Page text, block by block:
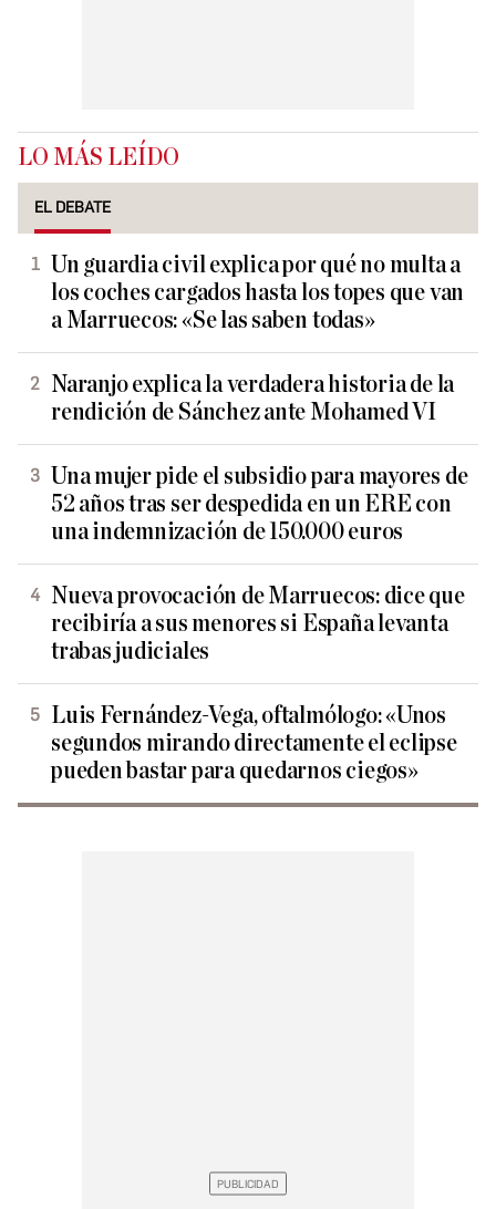
LO MÁS LEÍDO
EL DEBATE
Un guardia civil explica por qué no multa a
los coches cargados hasta los topes que van
a Marruecos: «Se las saben todas»
Naranjo explica la verdadera historia de la
rendición de Sánchez ante Mohamed VI
Una mujer pide el subsidio para mayores de
52 años tras ser despedida en un ERE con
una indemnización de 150.000 euros
Nueva provocación de Marruecos: dice que
recibiría a sus menores si España levanta
trabas judiciales
Luis Fernández-Vega, oftalmólogo: «Unos
segundos mirando directamente el eclipse
pueden bastar para quedarnos ciegos»